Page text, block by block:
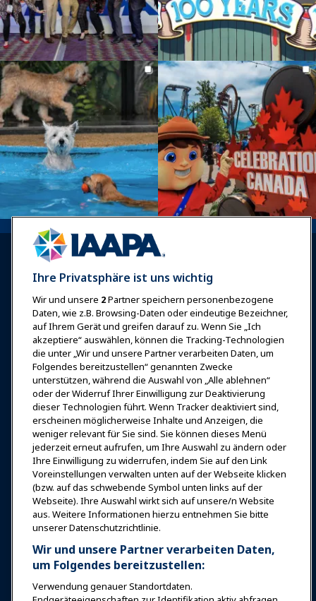
Anmelden Jetzt beitreten
Auszeichnungen Karrieren
Kontakt
Expos & Veranstaltungen
News & Funwelt
Bildung
Sicherheit & Schutz
Plädoyer
Forschung & Berichte
Ihre Privatsphäre ist uns wichtig
Wir und unsere 2Partner speichern personenbezogene
Daten, wie z.B. Browsing-Daten oder eindeutige Bezeichner,
auf Ihrem Gerät und greifen darauf zu. Wenn Sie „Ich
akzeptiere“ auswählen, können die Tracking-Technologien
die unter „Wir und unsere Partner verarbeiten Daten, um
Folgendes bereitzustellen“ genannten Zwecke
unterstützen, während die Auswahl von „Alle ablehnen“
oder der Widerruf Ihrer Einwilligung zur Deaktivierung
dieser Technologien führt. Wenn Tracker deaktiviert sind,
erscheinen möglicherweise Inhalte und Anzeigen, die
weniger relevant für Sie sind. Sie können dieses Menü
jederzeit erneut aufrufen, um Ihre Auswahl zu ändern oder
Ihre Einwilligung zu widerrufen, indem Sie auf den Link
Voreinstellungen verwalten unten auf der Webseite klicken
(bzw. auf das schwebende Symbol unten links auf der
Webseite). Ihre Auswahl wirkt sich auf unsere/n Website
aus. Weitere Informationen hierzu entnehmen Sie bitte
unserer Datenschutzrichtlinie.
Wir und unsere Partner verarbeiten Daten,
um Folgendes bereitzustellen:
Verwendung genauer Standortdaten.